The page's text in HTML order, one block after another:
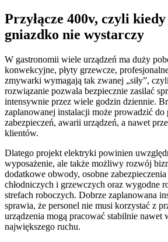
Przyłącze 400v, czyli kiedy
gniazdko nie wystarczy
W gastronomii wiele urządzeń ma duży
konwekcyjne, płyty grzewcze,
zmywarki wymagają tak zwanej „siły”,
rozwiązanie pozwala bezpiecznie zasilać
intensywnie przez wiele godzin dziennie.
zaplanowanej instalacji może prowadzić do
zabezpieczeń, awarii urządzeń, a nawet
klientów.
Dlatego projekt elektryki powinien
wyposażenie, ale także możliwy rozwój
dodatkowe obwody, osobne zabezpieczenia
chłodniczych i grzewczych oraz wygodne
strefach roboczych. Dobrze zaplanowana
sprawia, że personel nie musi korzystać z
urządzenia mogą pracować stabilnie nawet
największego ruchu.